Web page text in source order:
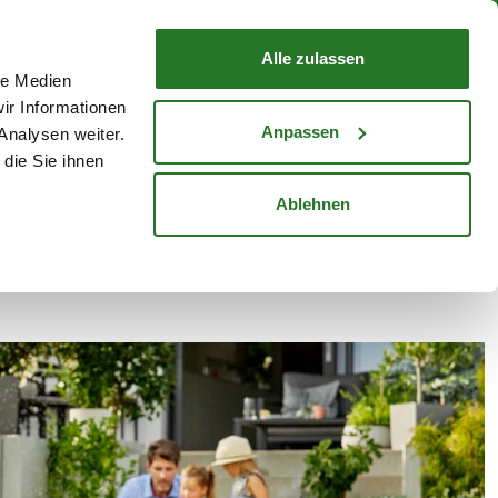
Medien
Informationen
weiter.
Sie ihnen
Alle zulassen
Anpassen
Ablehnen
Mein KontoStandorte
WARENKORB
Karriere